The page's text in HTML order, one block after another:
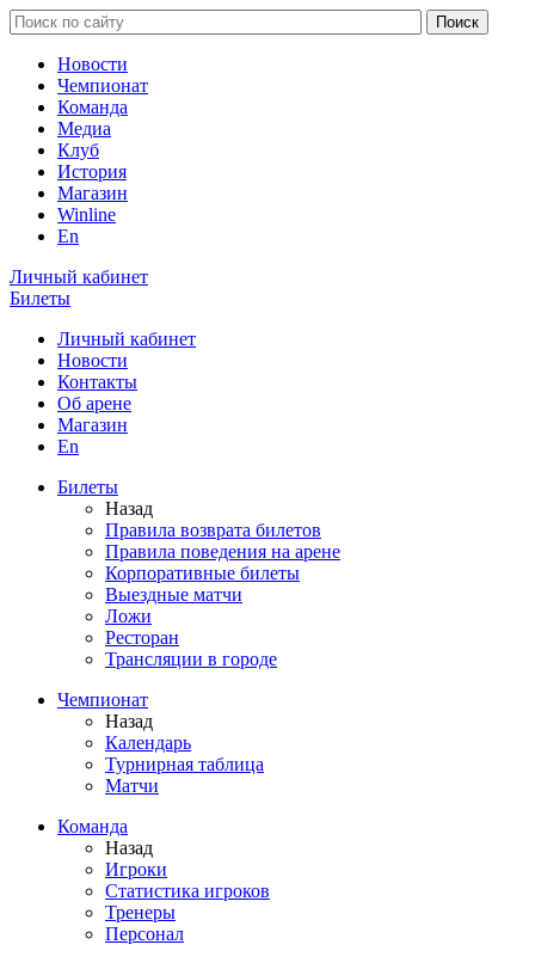
Новости
Чемпионат
Команда
Медиа
Клуб
История
Магазин
Winline
En
Личный кабинет
Билеты
Личный кабинет
Новости
Контакты
Об арене
Магазин
En
Билеты
Назад
Правила возврата билетов
Правила поведения на арене
Корпоративные билеты
Выездные матчи
Ложи
Ресторан
Трансляции в городе
Чемпионат
Назад
Календарь
Турнирная таблица
Матчи
Команда
Назад
Игроки
Статистика игроков
Тренеры
Персонал